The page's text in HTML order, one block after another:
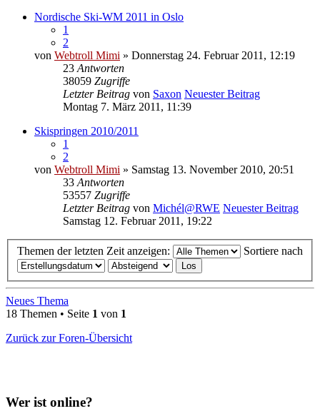
Nordische Ski-WM 2011 in Oslo
1
2
von Webtroll Mimi » Donnerstag 24. Februar 2011, 12:19
23 Antworten
38059 Zugriffe
Letzter Beitrag von Saxon Neuester Beitrag
Montag 7. März 2011, 11:39
Skispringen 2010/2011
1
2
von Webtroll Mimi » Samstag 13. November 2010, 20:51
33 Antworten
53557 Zugriffe
Letzter Beitrag von Michél@RWE Neuester Beitrag
Samstag 12. Februar 2011, 19:22
Themen der letzten Zeit anzeigen: Sortiere nach
Neues Thema
18 Themen • Seite 1 von 1
Zurück zur Foren-Übersicht
Wer ist online?